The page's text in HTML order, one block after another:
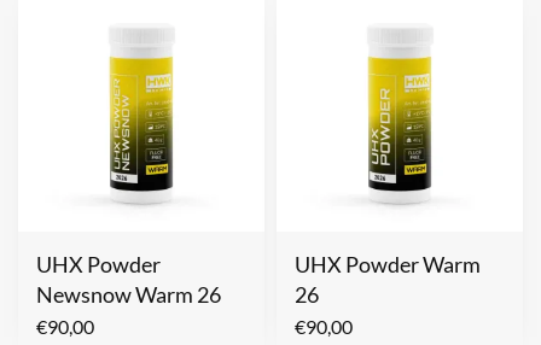
UHX Powder
Newsnow Warm 26
€90,00
UHX Powder Warm
26
€90,00